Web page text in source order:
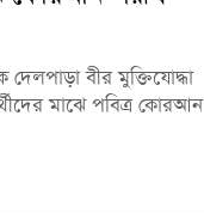
বীর মুক্তিযোদ্ধা
মাঝে পবিত্র কোরআন